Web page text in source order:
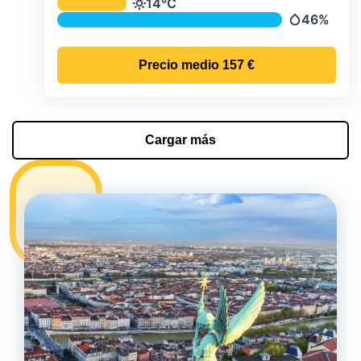
Temperatura y precipitación media
Temperatura
14°C
46%
Precio medio 157 €
Cargar más